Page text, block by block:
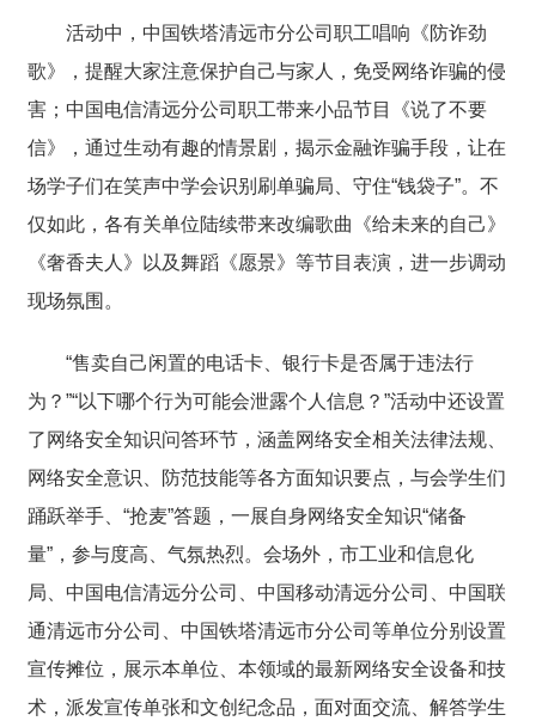
活动中，中国铁塔清远市分公司职工唱响《防诈劲
歌》，提醒大家注意保护自己与家人，免受网络诈骗的侵
害；中国电信清远分公司职工带来小品节目《说了不要
信》，通过生动有趣的情景剧，揭示金融诈骗手段，让在
场学子们在笑声中学会识别刷单骗局、守住“钱袋子”。不
仅如此，各有关单位陆续带来改编歌曲《给未来的自己》
《奢香夫人》以及舞蹈《愿景》等节目表演，进一步调动
现场氛围。
“售卖自己闲置的电话卡、银行卡是否属于违法行
为？”“以下哪个行为可能会泄露个人信息？”活动中还设置
了网络安全知识问答环节，涵盖网络安全相关法律法规、
网络安全意识、防范技能等各方面知识要点，与会学生们
踊跃举手、“抢麦”答题，一展自身网络安全知识“储备
量”，参与度高、气氛热烈。会场外，市工业和信息化
局、中国电信清远分公司、中国移动清远分公司、中国联
通清远市分公司、中国铁塔清远市分公司等单位分别设置
宣传摊位，展示本单位、本领域的最新网络安全设备和技
术，派发宣传单张和文创纪念品，面对面交流、解答学生